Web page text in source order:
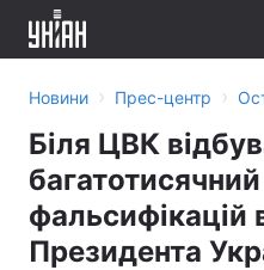
Новини › Прес-центр ›
Біля ЦВК
фальсифікацій
Президента